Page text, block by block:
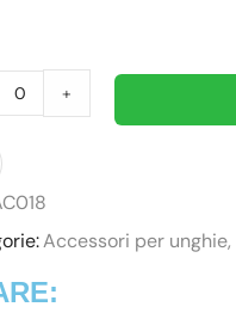
+
Accessori per unghie,